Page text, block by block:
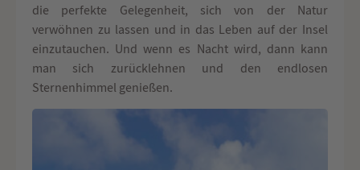
die perfekte Gelegenheit, sich von der Natur
verwöhnen zu lassen und in das Leben auf der Insel
einzutauchen. Und wenn es Nacht wird, dann kann
man sich zurücklehnen und den endlosen
Sternenhimmel genießen.